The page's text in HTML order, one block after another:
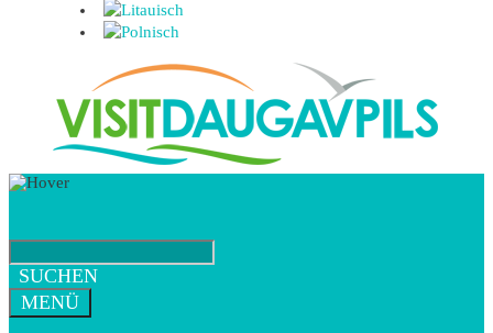
SUCHEN
MENÜ